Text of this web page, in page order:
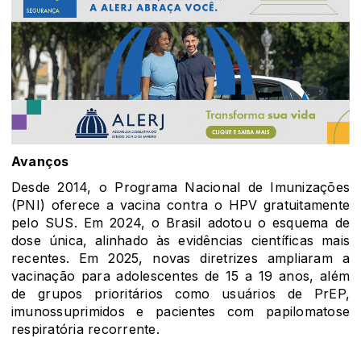
Avanços
Desde 2014, o Programa Nacional de Imunizações
(PNI) oferece a vacina contra o HPV gratuitamente
pelo SUS. Em 2024, o Brasil adotou o esquema de
dose única, alinhado às evidências científicas mais
recentes. Em 2025, novas diretrizes ampliaram a
vacinação para adolescentes de 15 a 19 anos, além
de grupos prioritários como usuários de PrEP,
imunossuprimidos e pacientes com papilomatose
respiratória recorrente.